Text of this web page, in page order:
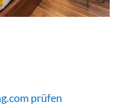
prüfen